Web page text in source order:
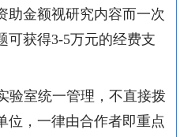
助金额视研究内容而一次
可获得3-5万元的经费支
验室统一管理，不直接拨
位，一律由合作者即重点